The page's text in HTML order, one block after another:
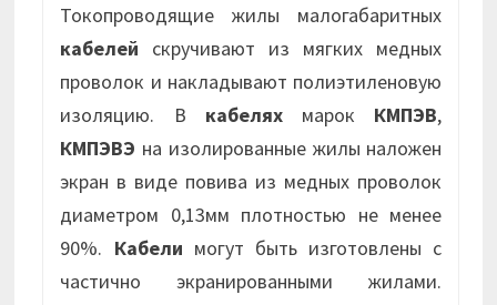
Токопроводящие жилы малогабаритных
кабелей скручивают из мягких медных
проволок и накладывают полиэтиленовую
изоляцию. В кабеляхмарок КМПЭВ,
КМПЭВЭ на изолированные жилы наложен
экран в виде повива из медных проволок
диаметром 0,13мм плотностью не менее
90%. Кабели могут быть изготовлены с
частично экранированными жилами.